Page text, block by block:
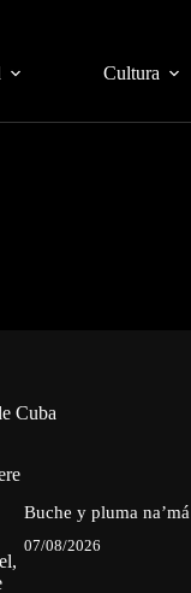
Cultura
Cuba
Buche y pluma na’má
07/08/2026